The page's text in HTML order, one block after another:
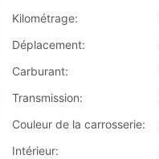
Kilométrage:
Déplacement:
Carburant:
Transmission:
Couleur de la carrosserie:
Intérieur: